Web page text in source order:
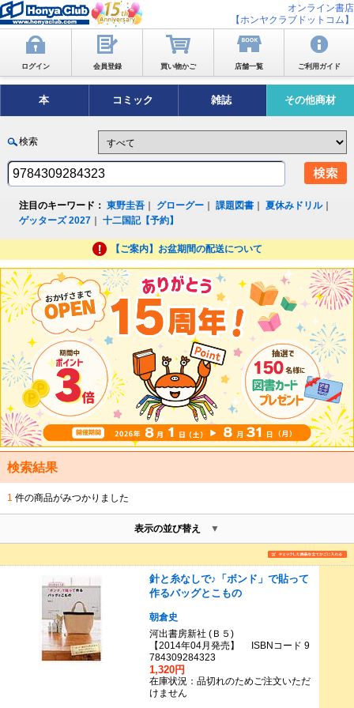
オンライン書店
【ホンヤクラブドットコム】
ログイン 会員登録 買い物かご 店舗一覧 ご利用ガイド
本 コミック 雑誌 その他商材
検索
注目のキーワード： 東野圭吾 グローグー ｜課題図書 ｜夏休みドリル｜
ゲッターズ 2027 ｜十二国記【予約】
【ご案内】お盆期間の配送について
検索結果
1 件の商品がみつかりました
表示の並び替え
針と糸なしで♪「ボンド」で貼って
作るバッグとこもの
朝倉史
河出書房新社 (Ｂ５)
【2014年04月発売】 ISBNコード 9
784309284323
1,320円
在庫状況：品切れのためご注文いただ
けません